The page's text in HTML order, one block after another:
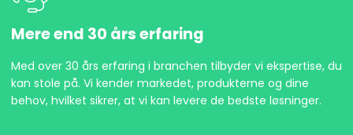
Mere end 30 års erfaring
Med over 30 års erfaring i branchen tilbyder vi ekspertise, du
kan stole på. Vi kender markedet, produkterne og dine
behov, hvilket sikrer, at vi kan levere de bedste løsninger.